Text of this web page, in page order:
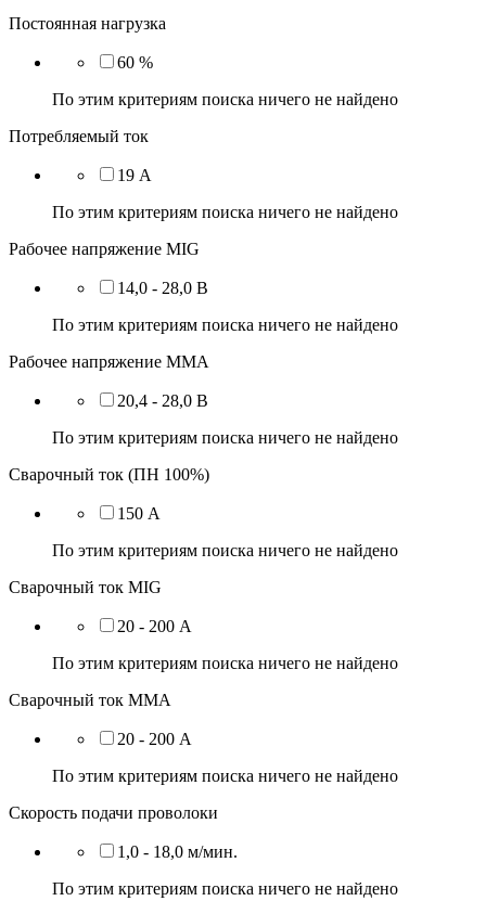
Постоянная нагрузка
60 %
По этим критериям поиска ничего не найдено
Потребляемый ток
19 А
По этим критериям поиска ничего не найдено
Рабочее напряжение MIG
14,0 - 28,0 В
По этим критериям поиска ничего не найдено
Рабочее напряжение ММА
20,4 - 28,0 В
По этим критериям поиска ничего не найдено
Сварочный ток (ПН 100%)
150 А
По этим критериям поиска ничего не найдено
Сварочный ток MIG
20 - 200 А
По этим критериям поиска ничего не найдено
Сварочный ток ММА
20 - 200 А
По этим критериям поиска ничего не найдено
Скорость подачи проволоки
1,0 - 18,0 м/мин.
По этим критериям поиска ничего не найдено